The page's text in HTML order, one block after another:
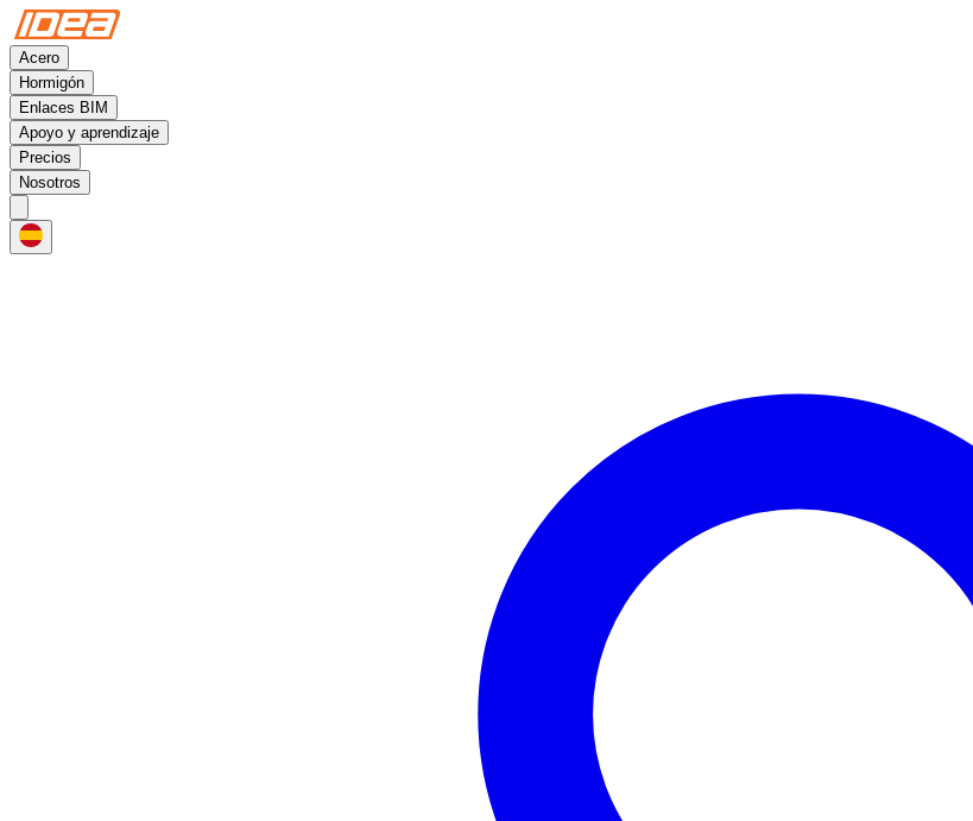
Acero
Hormigón
Enlaces BIM
Apoyo y aprendizaje
Precios
Nosotros